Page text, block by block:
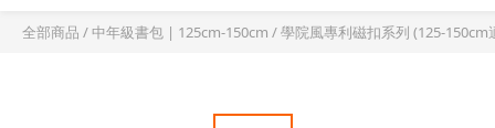
全部商品 /中年級書包 | 125cm-150cm /學院風專利磁扣系列 (125-150cm